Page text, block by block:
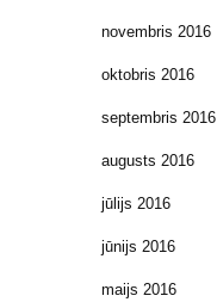
novembris 2016
oktobris 2016
septembris 2016
augusts 2016
jūlijs 2016
jūnijs 2016
maijs 2016